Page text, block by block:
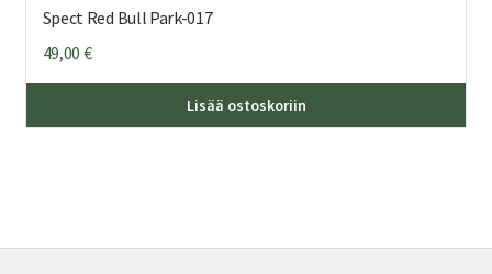
Spect Red Bull Park-017
49,00 €
Lisää ostoskoriin